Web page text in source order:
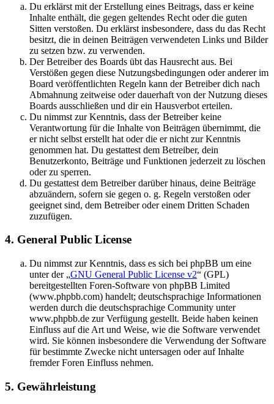
Du erklärst mit der Erstellung eines Beitrags, dass er keine
Inhalte enthält, die gegen geltendes Recht oder die guten
Sitten verstoßen. Du erklärst insbesondere, dass du das Recht
besitzt, die in deinen Beiträgen verwendeten Links und Bilder
zu setzen bzw. zu verwenden.
Der Betreiber des Boards übt das Hausrecht aus. Bei
Verstößen gegen diese Nutzungsbedingungen oder anderer im
Board veröffentlichten Regeln kann der Betreiber dich nach
Abmahnung zeitweise oder dauerhaft von der Nutzung dieses
Boards ausschließen und dir ein Hausverbot erteilen.
Du nimmst zur Kenntnis, dass der Betreiber keine
Verantwortung für die Inhalte von Beiträgen übernimmt, die
er nicht selbst erstellt hat oder die er nicht zur Kenntnis
genommen hat. Du gestattest dem Betreiber, dein
Benutzerkonto, Beiträge und Funktionen jederzeit zu löschen
oder zu sperren.
Du gestattest dem Betreiber darüber hinaus, deine Beiträge
abzuändern, sofern sie gegen o. g. Regeln verstoßen oder
geeignet sind, dem Betreiber oder einem Dritten Schaden
zuzufügen.
4. General Public License
Du nimmst zur Kenntnis, dass es sich bei phpBB um eine
unter der „GNU General Public License v2“ (GPL)
bereitgestellten Foren-Software von phpBB Limited
(www.phpbb.com) handelt; deutschsprachige Informationen
werden durch die deutschsprachige Community unter
www.phpbb.de zur Verfügung gestellt. Beide haben keinen
Einfluss auf die Art und Weise, wie die Software verwendet
wird. Sie können insbesondere die Verwendung der Software
für bestimmte Zwecke nicht untersagen oder auf Inhalte
fremder Foren Einfluss nehmen.
5. Gewährleistung